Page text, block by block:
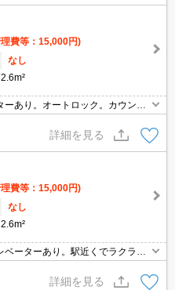
費等：15,000円)
なし
あり。オートロック。カウンタ
便座付き。Wi-Fi無料。宅配ボック
詳細を見る
費等：15,000円)
なし
ーターあり。駅近くでラクラク
かめください。南向き。鉄筋コン
ト無料。退去時清掃費88,000
詳細を見る